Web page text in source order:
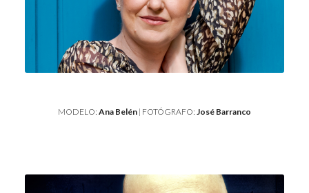
MODELO: Ana Belén | FOTÓGRAFO: José Barranco